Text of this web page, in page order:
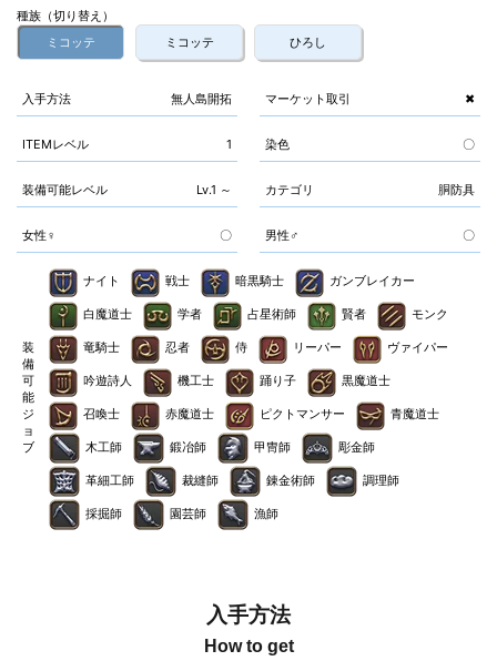
種族（切り替え）
ミコッテ
ミコッテ ひろし
入手方法 無人島開拓 マーケット取引 ✖
ITEMレベル 1 染色 〇
装備可能レベル Lv.1 ～ カテゴリ 胴防具
女性♀ 〇 男性♂ 〇
装
備
可
能
ジ
ョ
ブ
ナイト 戦士 暗黒騎士 ガンブレイカー
白魔道士 学者 占星術師 賢者 モンク
竜騎士 忍者 侍 リーパー ヴァイパー
吟遊詩人 機工士 踊り子 黒魔道士
召喚士 赤魔道士 ピクトマンサー 青魔道士
木工師 鍛冶師 甲冑師 彫金師
革細工師 裁縫師 錬金術師 調理師
採掘師 園芸師 漁師
入手方法
How to get